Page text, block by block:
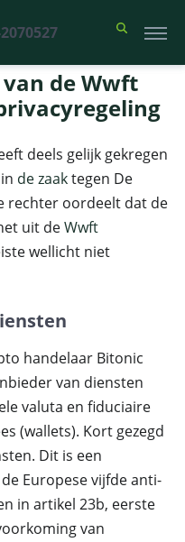
>Registratievereiste van de
de Wwft
deels gelijk gekregen
de zaaktegen De
rechter oordeelt dat de
uit deWwft
wellicht niet
handelaar Bitonic
van diensten
valuta en fiduciaire
(wallets). Kort gezegd
Dit is een
Europese vijfde anti-
in artikel 23b, eerste
van